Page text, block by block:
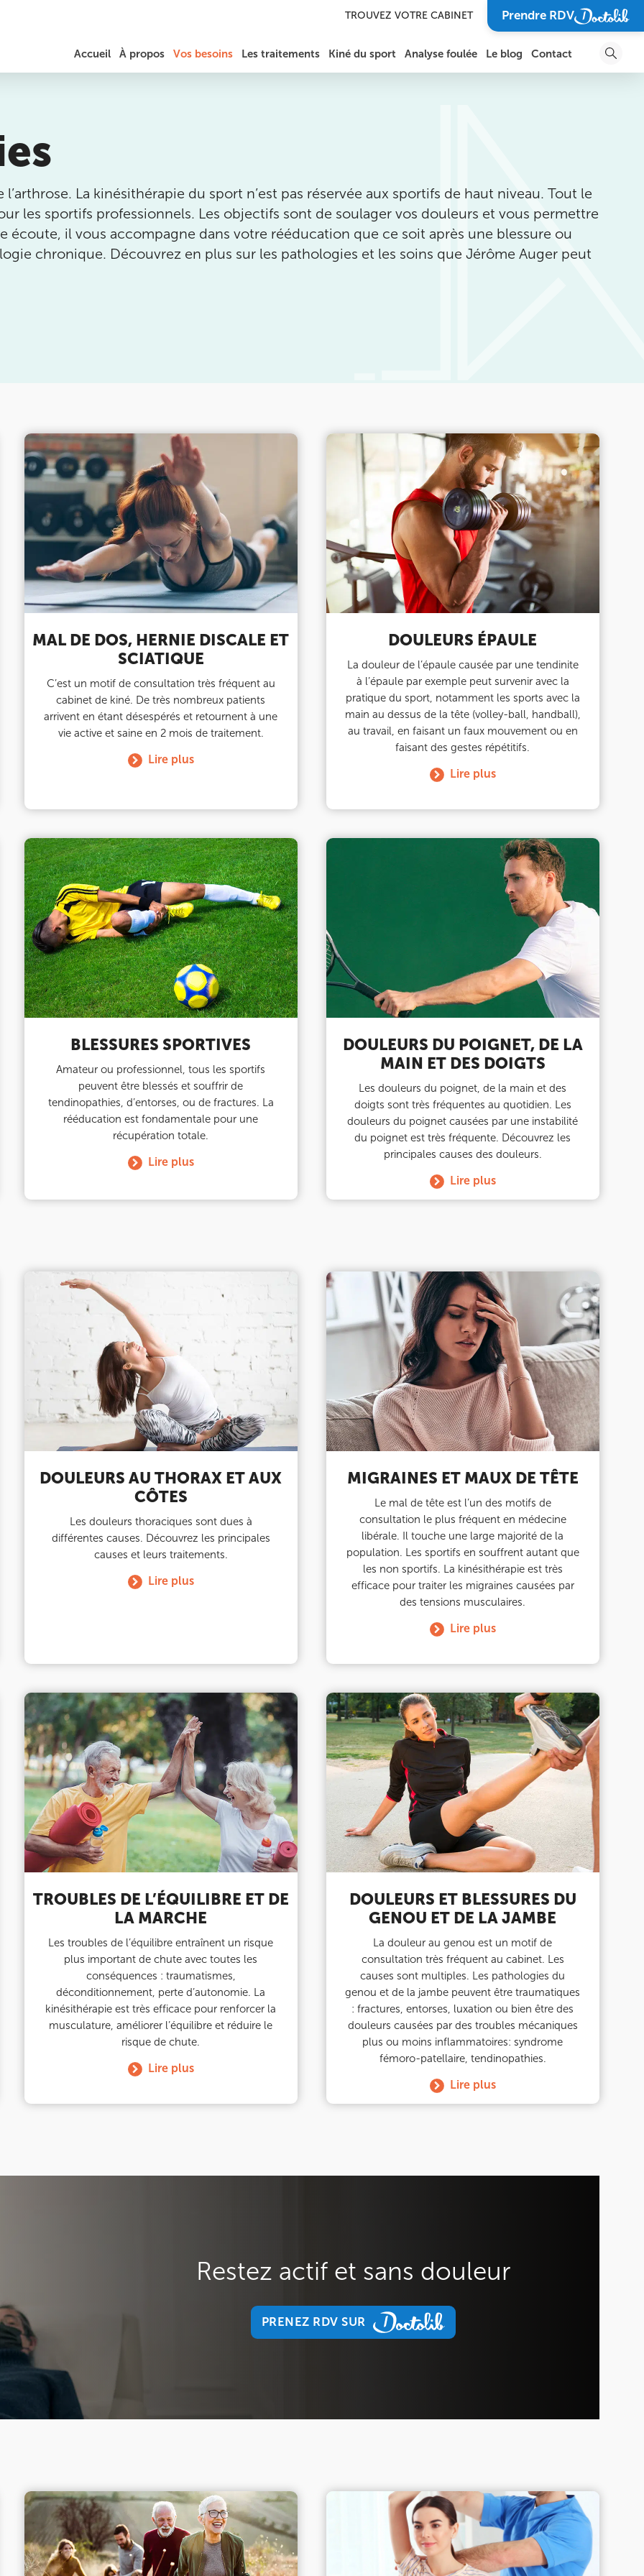
TROUVEZ VOTRE CABINET Prendre RDV
Accueil À propos Vos besoins
TENDINITES / TENDINOPATHIES
TROUBLES DE L’ÉQUILIBRE ET DE LA MARCHE
DOIGTS
ARTHROSE
Les traitements
THÉRAPEUTIQUES ET
EXERCICES
OSTÉOPATHIE
Kiné du sport
RETOURNER SUR VOTRE
TERRAIN DE SPORT FAVORI
SOIGNER L’ARTHROSE
BOOSTER LES PERFORMANCES
SPORTIVES
Analyse foulée Le blog Contact
La kinésithérapie du sport n’est pas réservée aux sportifs de haut niveau. Tout le
les sportifs professionnels. Les objectifs sont de soulager vos douleurs et vous permettre
écoute, il vous accompagne dans votre rééducation que ce soit après une blessure ou
chronique. Découvrez en plus sur les pathologies et les soins que Jérôme Auger peut
MAL DE DOS, HERNIE DISCALE ET
SCIATIQUE
C’est un motif de consultation très fréquent au
cabinet de kiné. De très nombreux patients
arrivent en étant désespérés et retournent à une
vie active et saine en 2 mois de traitement.
Lire plus
DOULEURS ÉPAULE
La douleur de l’épaule causée par une tendinite
à l’épaule par exemple peut survenir avec la
pratique du sport, notamment les sports avec la
main au dessus de la tête (volley-ball, handball),
au travail, en faisant un faux mouvement ou en
faisant des gestes répétitifs.
Lire plus
BLESSURES SPORTIVES
Amateur ou professionnel, tous les sportifs
peuvent être blessés et souffrir de
tendinopathies, d’entorses, ou de fractures. La
rééducation est fondamentale pour une
récupération totale.
Lire plus
DOULEURS DU POIGNET, DE LA
MAIN ET DES DOIGTS
Les douleurs du poignet, de la main et des
doigts sont très fréquentes au quotidien. Les
douleurs du poignet causées par une instabilité
du poignet est très fréquente. Découvrez les
principales causes des douleurs.
Lire plus
DOULEURS AU THORAX ET AUX
CÔTES
Les douleurs thoraciques sont dues à
différentes causes. Découvrez les principales
causes et leurs traitements.
Lire plus
MIGRAINES ET MAUX DE TÊTE
Le mal de tête est l’un des motifs de
consultation le plus fréquent en médecine
libérale. Il touche une large majorité de la
population. Les sportifs en souffrent autant que
les non sportifs. La kinésithérapie est très
efficace pour traiter les migraines causées par
des tensions musculaires.
Lire plus
TROUBLES DE L’ÉQUILIBRE ET DE
LA MARCHE
Les troubles de l’équilibre entraînent un risque
plus important de chute avec toutes les
conséquences : traumatismes,
déconditionnement, perte d’autonomie. La
kinésithérapie est très efficace pour renforcer la
musculature, améliorer l’équilibre et réduire le
risque de chute.
Lire plus
DOULEURS ET BLESSURES DU
GENOU ET DE LA JAMBE
La douleur au genou est un motif de
consultation très fréquent au cabinet. Les
causes sont multiples. Les pathologies du
genou et de la jambe peuvent être traumatiques
: fractures, entorses, luxation ou bien être des
douleurs causées par des troubles mécaniques
plus ou moins inflammatoires: syndrome
fémoro-patellaire, tendinopathies.
Lire plus
Restez actif et sans douleur
PRENEZ RDV SUR
Malabry
Malabry